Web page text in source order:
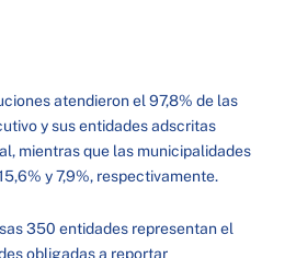
atendieron el 97,8% de las
y sus entidades adscritas
mientras que las municipalidades
y 7,9%, respectivamente.
350 entidades representan el
obligadas a reportar